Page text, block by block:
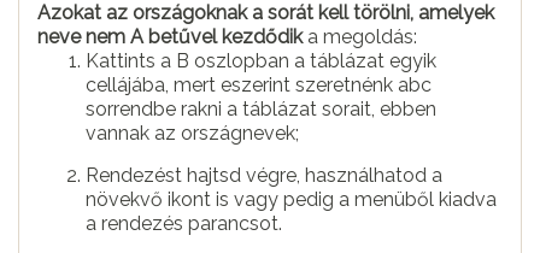
Azokat az országoknak a sorát kell törölni, amelyek
neve nem A betűvel kezdődika megoldás:
Kattints a B oszlopban a táblázat egyik
cellájába, mert eszerint szeretnénk abc
sorrendbe rakni a táblázat sorait, ebben
vannak az országnevek;
Rendezést hajtsd végre, használhatod a
növekvő ikont is vagy pedig a menüből kiadva
a rendezés parancsot.